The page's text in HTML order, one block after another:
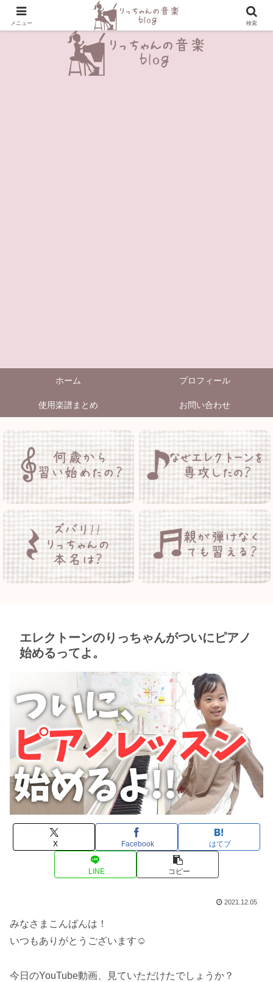
＼Enjoy Music!／
ホーム プロフィール
使用楽譜まとめ お問い合わせ
エレクトーンのりっちゃんがついにピアノ
始めるってよ。
X Facebook はてブ
LINE コピー
2021.12.05
みなさまこんばんは！
いつもありがとうございます☺
今日のYouTube動画、見ていただけたでしょうか？
メニュー 検索